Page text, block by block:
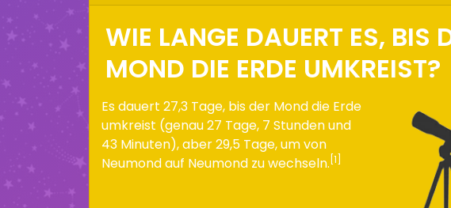
WIE LANGE DAUERT ES, BIS
MOND DIE ERDE UMKREIST?
Es dauert 27,3 Tage, bis der Mond die Erde
umkreist (genau 27 Tage, 7 Stunden und
43 Minuten), aber 29,5 Tage, um von
Neumond auf Neumond zu wechseln. [1]